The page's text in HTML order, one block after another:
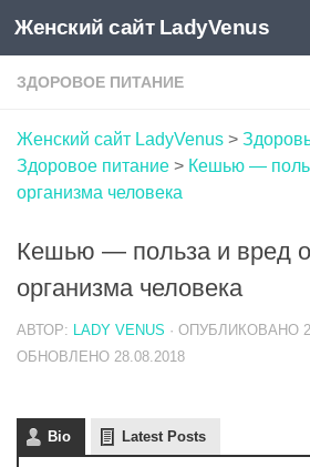
Skip to content
Женский сайт LadyVenus
ЗДОРОВОЕ ПИТАНИЕ
Женский сайт LadyVenus >
Здоровое питание > Кешью —
организма человека
Кешью — польза и вред
организма человека
АВТОР: LADY VENUS · ОПУБЛИКОВАНО
ОБНОВЛЕНО 28.08.2018
Bio Latest Posts